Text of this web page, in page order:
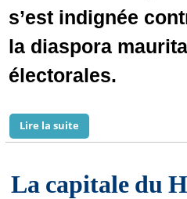
s’est indignée
la diaspora
électorales.
Lire la suite
La capitale du